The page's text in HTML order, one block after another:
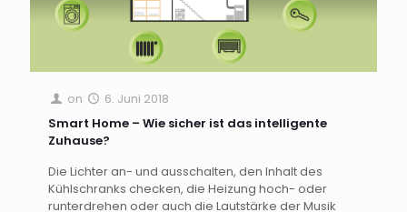
on
6. Juni 2018
Smart Home – Wie sicher ist das intelligente
Zuhause?
Die Lichter an- und ausschalten, den Inhalt des
Kühlschranks checken, die Heizung hoch- oder
runterdrehen oder auch die Lautstärke der Musik